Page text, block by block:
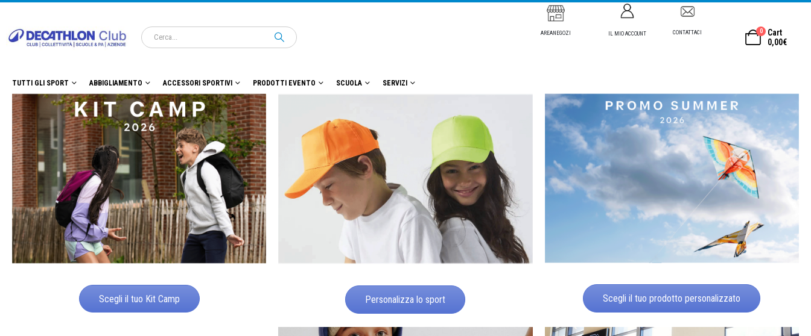
AREANEGOZI IL MIO ACCOUNT CONTATTACI 0
Cart
0,00€
TUTTI GLI SPORT ABBIGLIAMENTO ACCESSORI SPORTIVI PRODOTTI EVENTO SCUOLA SERVIZI
Scegli il tuo Kit Camp Personalizza lo sport Scegli il tuo prodotto personalizzato